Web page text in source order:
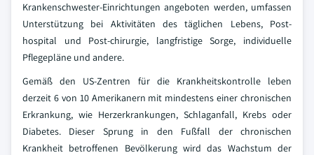
Krankenschwester-Einrichtungen angeboten werden, umfassen
Unterstützung bei Aktivitäten des täglichen Lebens, Post-
hospital und Post-chirurgie, langfristige Sorge, individuelle
Pflegepläne und andere.
Gemäß den US-Zentren für die Krankheitskontrolle leben
derzeit 6 von 10 Amerikanern mit mindestens einer chronischen
Erkrankung, wie Herzerkrankungen, Schlaganfall, Krebs oder
Diabetes. Dieser Sprung in den Fußfall der chronischen
Krankheit betroffenen Bevölkerung wird das Wachstum der